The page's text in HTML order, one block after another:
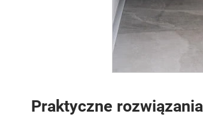
Praktyczne rozwiązania